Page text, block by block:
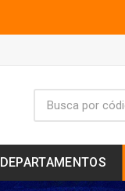
DEPARTAMENTOS